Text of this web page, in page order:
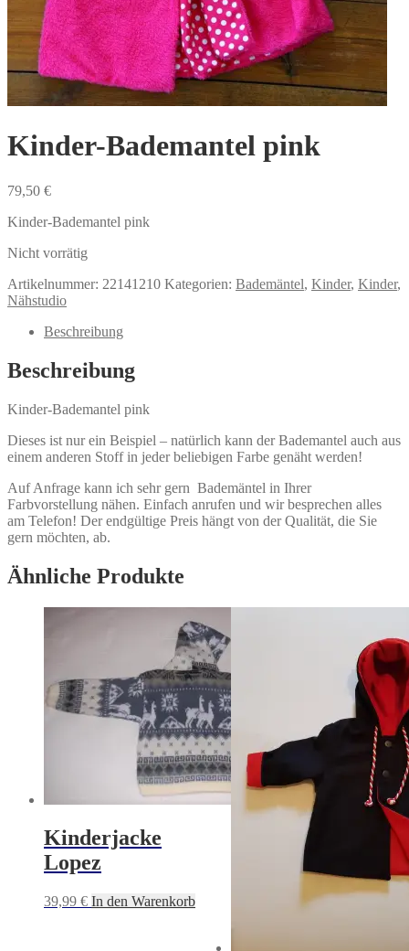
Kinder-Bademantel pink
79,50 €
Kinder-Bademantel pink
Nicht vorrätig
Artikelnummer: 22141210 Kategorien: Bademäntel, Kinder, Kinder,
Nähstudio
Beschreibung
Beschreibung
Kinder-Bademantel pink
Dieses ist nur ein Beispiel – natürlich kann der Bademantel auch aus
einem anderen Stoff in jeder beliebigen Farbe genäht werden!
Auf Anfrage kann ich sehr gern Bademäntel in Ihrer
Farbvorstellung nähen. Einfach anrufen und wir besprechen alles
am Telefon! Der endgültige Preis hängt von der Qualität, die Sie
gern möchten, ab.
Ähnliche Produkte
Kinderjacke
Lopez
39,99 € In den Warenkorb